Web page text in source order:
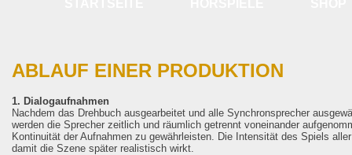
ABLAUF EINER PRODUKTION
1. Dialogaufnahmen
Nachdem das Drehbuch ausgearbeitet und alle Synchronsprecher
werden die Sprecher zeitlich und räumlich getrennt voneinander
Kontinuität der Aufnahmen zu gewährleisten. Die Intensität des Spiels
damit die Szene später realistisch wirkt.